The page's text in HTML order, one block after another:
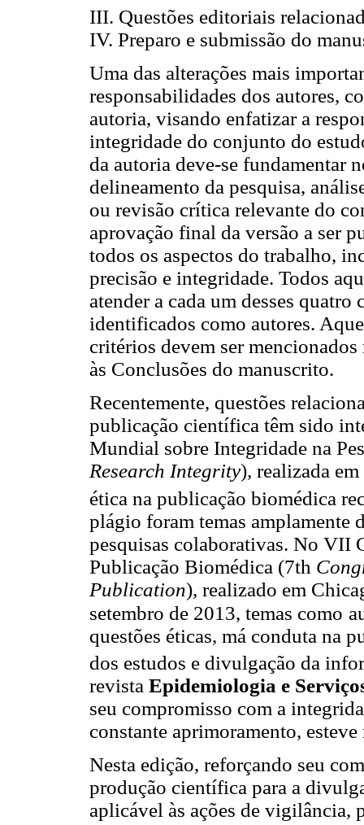
III. Questões editoriais
IV. Preparo e submissão do
Uma das alterações mais
responsabilidades dos autores,
autoria, visando enfatizar a
integridade do conjunto do
da autoria deve-se fundamentar
delineamento da pesquisa,
ou revisão crítica relevante do
aprovação final da versão a ser
todos os aspectos do trabalho,
precisão e integridade. Todos
atender a cada um desses
identificados como autores.
critérios devem ser
às Conclusões do manuscrito.
Recentemente, questões
publicação científica têm sido
Mundial sobre Integridade na
Research Integrity), realizada
ética na publicação biomédica
plágio foram temas amplamente
pesquisas colaborativas. No VII
Publicação Biomédica (7th
Publication), realizado em
setembro de 2013, temas como
questões éticas, má conduta na
dos estudos e divulgação da
revista Epidemiologia e
seu compromisso com a
constante aprimoramento,
Nesta edição, reforçando seu
produção científica para a
aplicável às ações de vigilância,